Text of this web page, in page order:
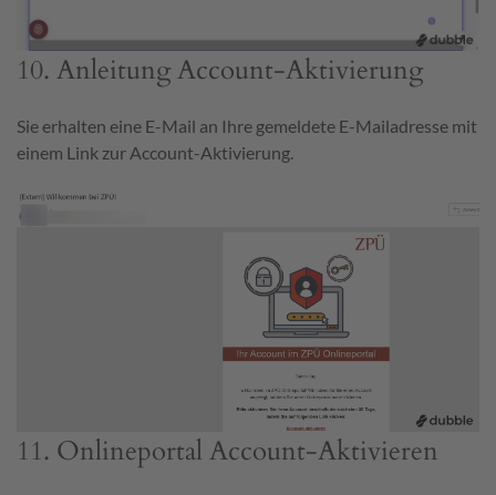
10. Anleitung Account-Aktivierung
Sie erhalten eine E-Mail an Ihre gemeldete E-Mailadresse mit
einem Link zur Account-Aktivierung.
11. Onlineportal Account-Aktivieren